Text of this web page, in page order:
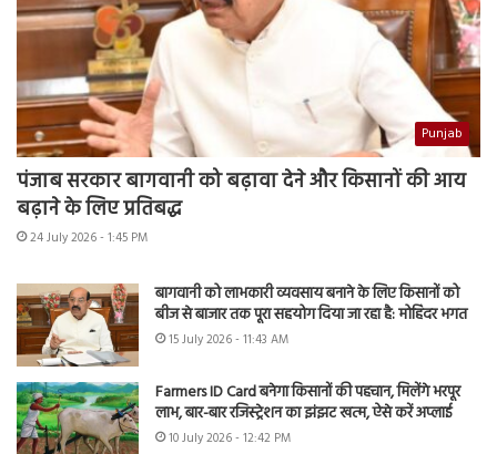
Punjab
पंजाब सरकार बागवानी को बढ़ावा देने और किसानों की आय
बढ़ाने के लिए प्रतिबद्ध
24 July 2026 - 1:45 PM
बागवानी को लाभकारी व्यवसाय बनाने के लिए किसानों को
बीज से बाजार तक पूरा सहयोग दिया जा रहा है: मोहिंदर भगत
15 July 2026 - 11:43 AM
Farmers ID Card बनेगा किसानों की पहचान, मिलेंगे भरपूर
लाभ, बार-बार रजिस्ट्रेशन का झंझट खत्म, ऐसे करें अप्लाई
10 July 2026 - 12:42 PM